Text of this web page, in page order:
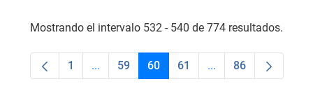
Mostrando el intervalo 532 - 540 de 774 resultados.
Página
1 ...Páginas intermedias Use TAB para
Página
59 Página
60 Página
61 ...PáginasPágina
86